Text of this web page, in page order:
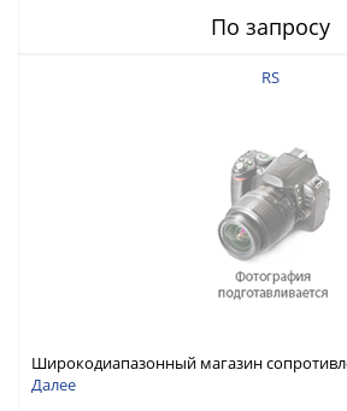
По запросу
RS
Широкодиапазонный магазин
Ом - 100 МОм
Далее